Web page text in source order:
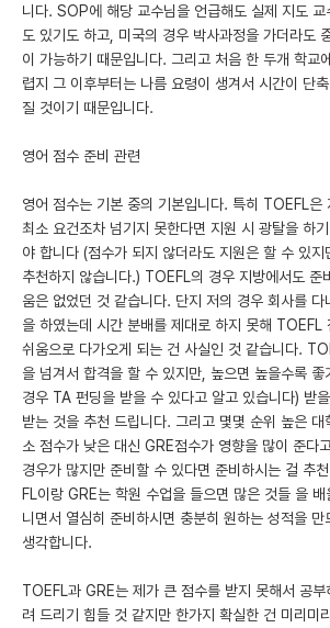
니다. SOP에 해당 교수님을 언급해도 실제 지도
도 있기도 하고, 미국의 경우 박사과정을 가더라도
이 가능하기 때문입니다. 그리고 처음 한 두개 학교
렵지 그 이후부터는 나름 요령이 생겨서 시간이 단
질 것이기 때문입니다.
영어 점수 준비 관련
영어 점수는 기본 중의 기본입니다. 특히 TOEFL은
최소 요건조차 넘기지 못한다면 지원 시 광탈을 하
야 합니다 (점수가 되지 않더라도 지원은 할 수 있지
추천하지 않습니다.) TOEFL의 경우 지방에서도 준
움은 없었던 것 같습니다. 단지 저의 경우 회사를 다
을 하였는데 시간 분배를 제대로 하지 못해 TOEFL
쉬움으로 다가오게 되는 건 사실인 것 같습니다.
을 넘겨서 합격을 할 수 있지만, 높으면 높을수록
경우 TA 펀딩을 받을 수 있다고 알고 있습니다) 받
받는 것을 추천 드립니다. 그리고 몇몇 순위 높은
소 점수가 낮은 대신 GRE점수가 영향을 많이 준다
경우가 많지만 준비할 수 있다면 준비하시는 걸 추
FL이랑 GRE는 학원 수업을 들으면 많은 것들 을
니면서 열심히 준비하시면 충분히 원하는 성적을
생각합니다.
TOEFL과 GRE는 제가 큰 점수를 받지 못해서 공
려 드리기 힘들 것 같지만 한가지 확실한 건 미리미